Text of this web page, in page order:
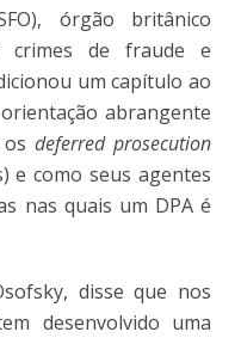
órgão britânico
crimes de fraude e
um capítulo ao
abrangente
deferred prosecution
e como seus agentes
nas quais um DPA é
disse que nos
desenvolvido uma